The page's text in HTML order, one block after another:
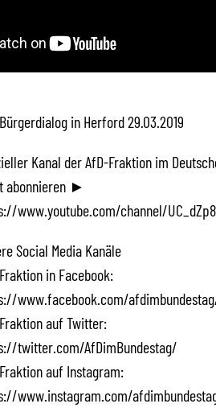
in Herford 29.03.2019
Kanal der AfD-Fraktion im
abonnieren ►
www.youtube.com/channel/
Social Media Kanäle
in Facebook:
www.facebook.com/
auf Twitter:
twitter.com/AfDimBundestag/
auf Instagram:
www.instagram.com/